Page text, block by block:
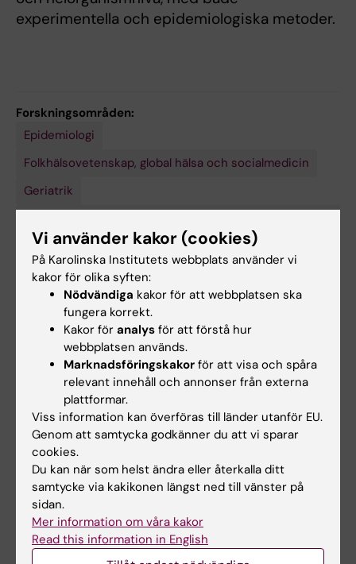
experimentella och epidemiologiska metoder.
Forskningsområden:
Epidemiologi
Folkhälsovetenskap, global hälsa och socialmedicin
Geriatrik
(Samhällsvetenskaplig inriktn.under 50908)
Medicinsk epigenetik och epigenomik
Medicinsk
och
genomik
Visa alla
Forskningsämnen:
Epidemiologi
Folkhälsa
Global hälsa
Medicinsk genetik
Molekylär epidemiologi
Åldrande
Innehållsgranskare:
Juulia Jylhävä
Redaktör:Gunilla Sonnebring
Sidan uppdaterad:2026-07-05
Dela
Vi använder kakor (cookies)
På Karolinska Institutets webbplats använder vi
kakor för olika syften:
Nödvändiga kakor för att webbplatsen ska
fungera korrekt.
Kakor för analys för att förstå hur
webbplatsen används.
Marknadsföringskakor för att visa och spåra
relevant innehåll och annonser från externa
plattformar.
Viss information kan överföras till länder utanför EU.
Genom att samtycka godkänner du att vi sparar
cookies.
Du kan när som helst ändra eller återkalla ditt
samtycke via kakikonen längst ned till vänster på
sidan.
Mer information om våra kakor
Read this information in English